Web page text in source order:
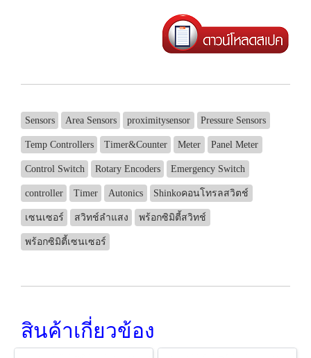
Sensors Area Sensors proximitysensor Pressure Sensors
Temp Controllers Timer&Counter Meter Panel Meter
Control Switch Rotary Encoders Emergency Switch
controller Timer Autonics Shinkoคอนโทรลสวิตช์
เซนเซอร์ สวิทช์ลำแสง พร้อกซิมิตี้สวิทช์
พร้อกซิมิตี้เซนเซอร์
สินค้าเกี่ยวข้อง